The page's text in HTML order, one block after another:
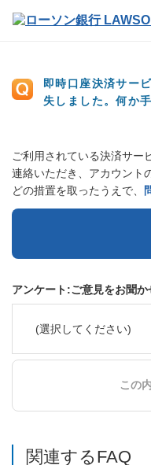
即時口座決済サー
失しました。何か
ご利用されている決済サー
連絡いただき、アカウント
どの措置を取ったうえで、
アンケート:ご意見をお聞か
(選択してください)
この
関連するFAQ